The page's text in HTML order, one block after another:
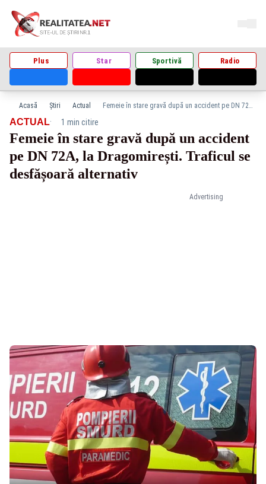
Plus Star Sportivă Radio
Acasă Știri Actual Femeie în stare gravă după un accident pe DN 72A, la Dragomirești. Traficul se desfășoară alternativ
Advertising
ACTUAL· 1 min citire
Femeie în stare gravă după un accident
pe DN 72A, la Dragomirești. Traficul se
desfășoară alternativ